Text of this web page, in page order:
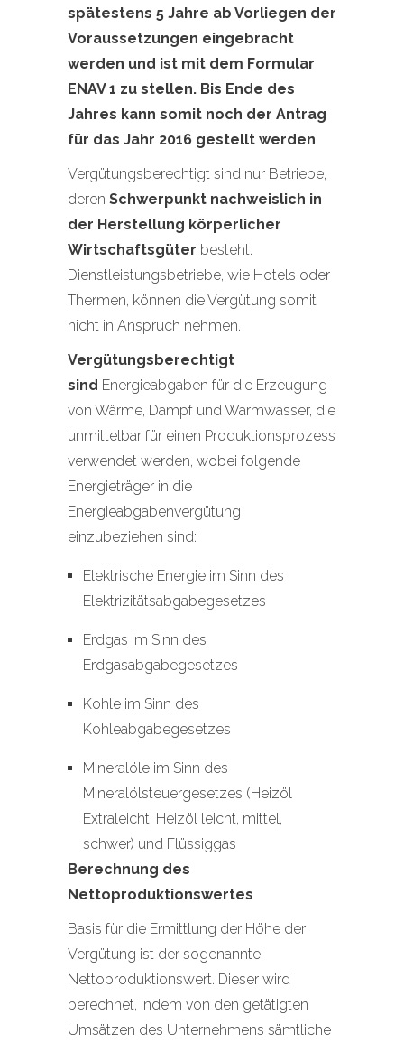
spätestens 5 Jahre ab Vorliegen der
Voraussetzungen eingebracht
werden und ist mit dem Formular
ENAV 1 zu stellen. Bis Ende des
Jahres kann somit noch der Antrag
für das Jahr 2016 gestellt werden.
Vergütungsberechtigt sind nur Betriebe,
deren Schwerpunkt nachweislich in
der Herstellung körperlicher
Wirtschaftsgüter besteht.
Dienstleistungsbetriebe, wie Hotels oder
Thermen, können die Vergütung somit
nicht in Anspruch nehmen.
Vergütungsberechtigt
sind Energieabgaben für die Erzeugung
von Wärme, Dampf und Warmwasser, die
unmittelbar für einen Produktionsprozess
verwendet werden, wobei folgende
Energieträger in die
Energieabgabenvergütung
einzubeziehen sind:
Elektrische Energie im Sinn des
Elektrizitätsabgabegesetzes
Erdgas im Sinn des
Erdgasabgabegesetzes
Kohle im Sinn des
Kohleabgabegesetzes
Mineralöle im Sinn des
Mineralölsteuergesetzes (Heizöl
Extraleicht; Heizöl leicht, mittel,
schwer) und Flüssiggas
Berechnung des
Nettoproduktionswertes
Basis für die Ermittlung der Höhe der
Vergütung ist der sogenannte
Nettoproduktionswert. Dieser wird
berechnet, indem von den getätigten
Umsätzen des Unternehmens sämtliche